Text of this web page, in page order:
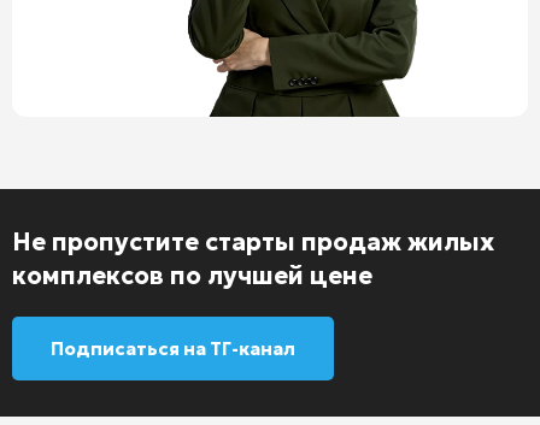
Не пропустите старты продаж жилых
комплексов по лучшей цене
Подписаться на ТГ-канал